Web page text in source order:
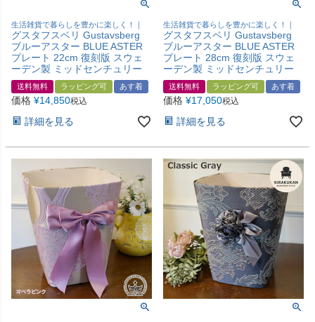
生活雑貨で暮らしを豊かに楽しく！｜
グスタフスベリ Gustavsberg
ブルーアスター BLUE ASTER
プレート 22cm 復刻版 スウェ
ーデン製 ミッドセンチュリー
送料無料 ラッピング可 あす着
価格 ¥14,850税込
詳細を見る
生活雑貨で暮らしを豊かに楽しく！｜
グスタフスベリ Gustavsberg
ブルーアスター BLUE ASTER
プレート 28cm 復刻版 スウェ
ーデン製 ミッドセンチュリー
送料無料 ラッピング可 あす着
価格 ¥17,050税込
詳細を見る